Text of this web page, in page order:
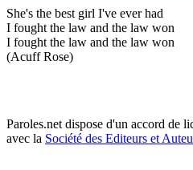
She's the best girl I've ever had
I fought the law and the law won
I fought the law and the law won
(Acuff Rose)
Paroles.net dispose d'un accord de
avec la Société des Editeurs et